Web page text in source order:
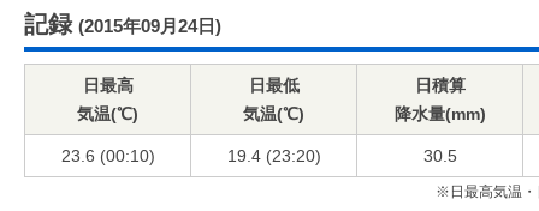
記録 (2015年09月24日)
日最高
気温(℃)
日最低
気温(℃)
日積算
降水量(mm)
23.6 (00:10) 19.4 (23:20) 30.5
※日最高気温・